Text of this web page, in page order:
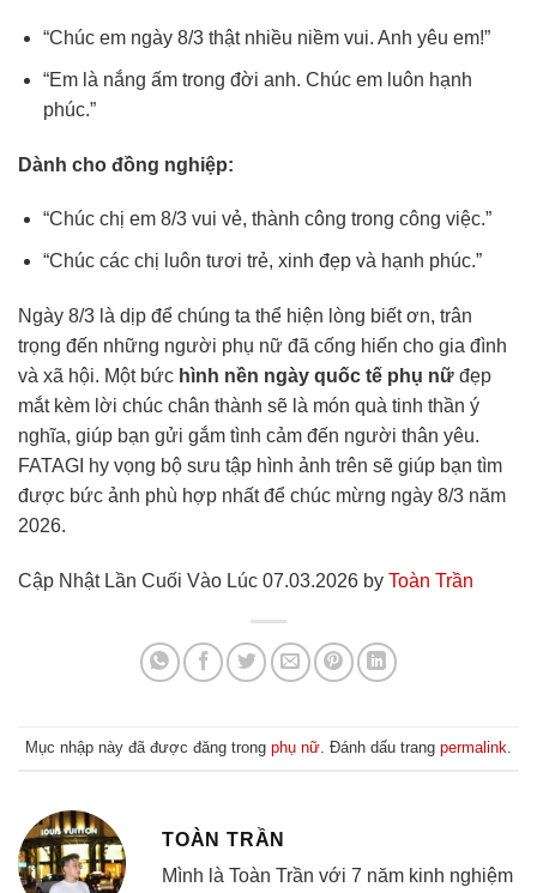
“Chúc em ngày 8/3 thật nhiều niềm vui. Anh yêu em!”
“Em là nắng ấm trong đời anh. Chúc em luôn hạnh
phúc.”
Dành cho đồng nghiệp:
“Chúc chị em 8/3 vui vẻ, thành công trong công việc.”
“Chúc các chị luôn tươi trẻ, xinh đẹp và hạnh phúc.”
Ngày 8/3 là dịp để chúng ta thể hiện lòng biết ơn, trân
trọng đến những người phụ nữ đã cống hiến cho gia đình
và xã hội. Một bức hình nền ngày quốc tế phụ nữ đẹp
mắt kèm lời chúc chân thành sẽ là món quà tinh thần ý
nghĩa, giúp bạn gửi gắm tình cảm đến người thân yêu.
FATAGI hy vọng bộ sưu tập hình ảnh trên sẽ giúp bạn tìm
được bức ảnh phù hợp nhất để chúc mừng ngày 8/3 năm
2026.
Cập Nhật Lần Cuối Vào Lúc 07.03.2026 by Toàn Trần
Mục nhập này đã được đăng trong phụ nữ . Đánh dấu trang permalink
TOÀN TRẦN
Mình là Toàn Trần với 7 năm kinh nghiệm